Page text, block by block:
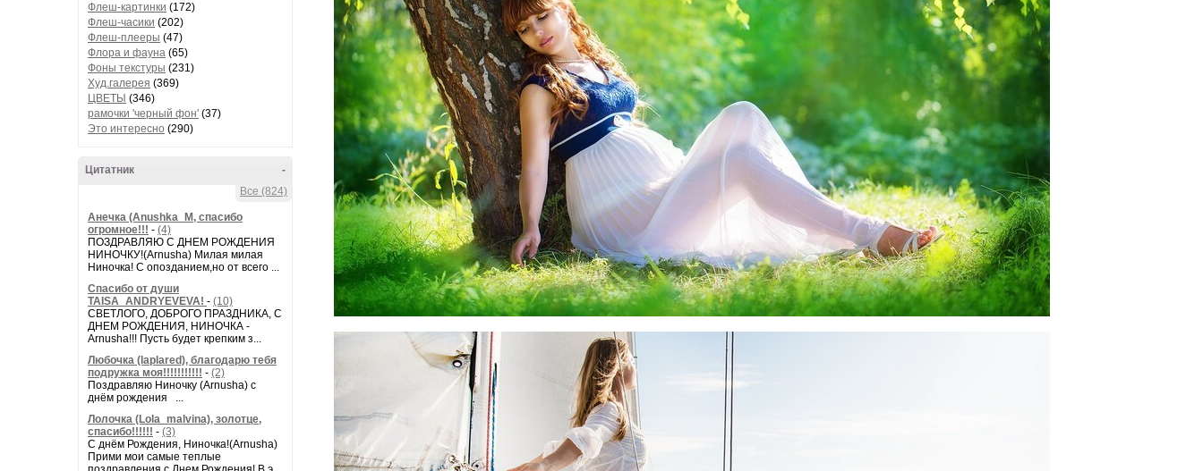
Флеш-картинки (172)
Флеш-часики (202)
Флеш-плееры (47)
Флора и фауна (65)
Фоны текстуры (231)
Худ.галерея (369)
ЦВЕТЫ (346)
рамочки 'черный фон' (37)
Это интересно (290)
-
Цитатник
Все (824)
Анечка (Anushka_M, спасибо
огромное!!! - (4)
ПОЗДРАВЛЯЮ С ДНЕМ РОЖДЕНИЯ
НИНОЧКУ!(Arnusha) Милая милая
Ниночка! С опозданием,но от всего ...
Спасибо от души
TAISA_ANDRYEVEVA! - (10)
СВЕТЛОГО, ДОБРОГО ПРАЗДНИКА, С
ДНЕМ РОЖДЕНИЯ, НИНОЧКА -
Arnusha!!! Пусть будет крепким з...
Любочка (laplared), благодарю тебя
подружка моя!!!!!!!!!!! - (2)
Поздравляю Ниночку (Arnusha) с
днём рождения ...
Лолочка (Lola_malvina), золотце,
спасибо!!!!!! - (3)
С днём Рождения, Ниночка!(Аrnusha)
Прими мои самые теплые